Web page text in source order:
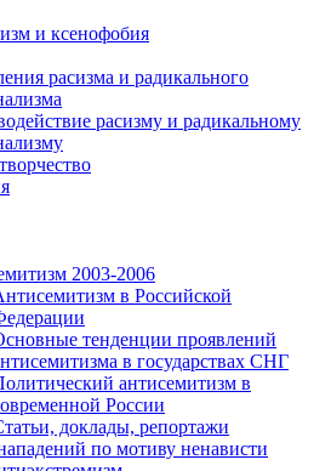
и ксенофобия
расизма и радикального
расизму и радикальному
2003-2006
в Российской
тенденции проявлений
в государствах СНГ
антисемитизм в
России
доклады, репортажи
по мотиву ненависти